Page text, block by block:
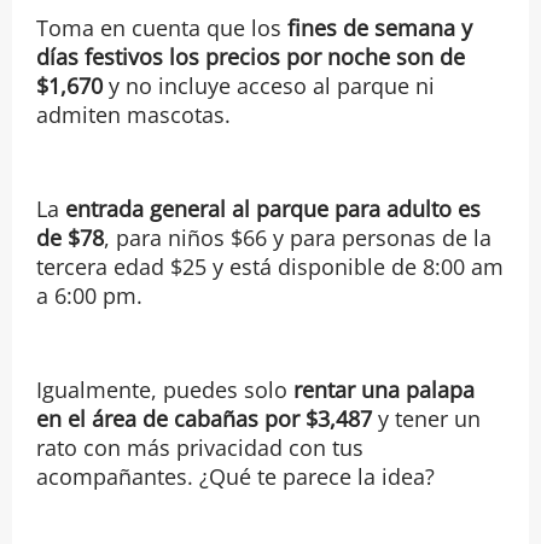
Toma en cuenta que los fines de semana y
días festivos los precios por noche son de
$1,670 y no incluye acceso al parque ni
admiten mascotas.
La entrada general al parque para adulto es
de $78, para niños $66 y para personas de la
tercera edad $25 y está disponible de 8:00 am
a 6:00 pm.
Igualmente, puedes solo rentar una palapa
en el área de cabañas por $3,487y tener un
rato con más privacidad con tus
acompañantes. ¿Qué te parece la idea?